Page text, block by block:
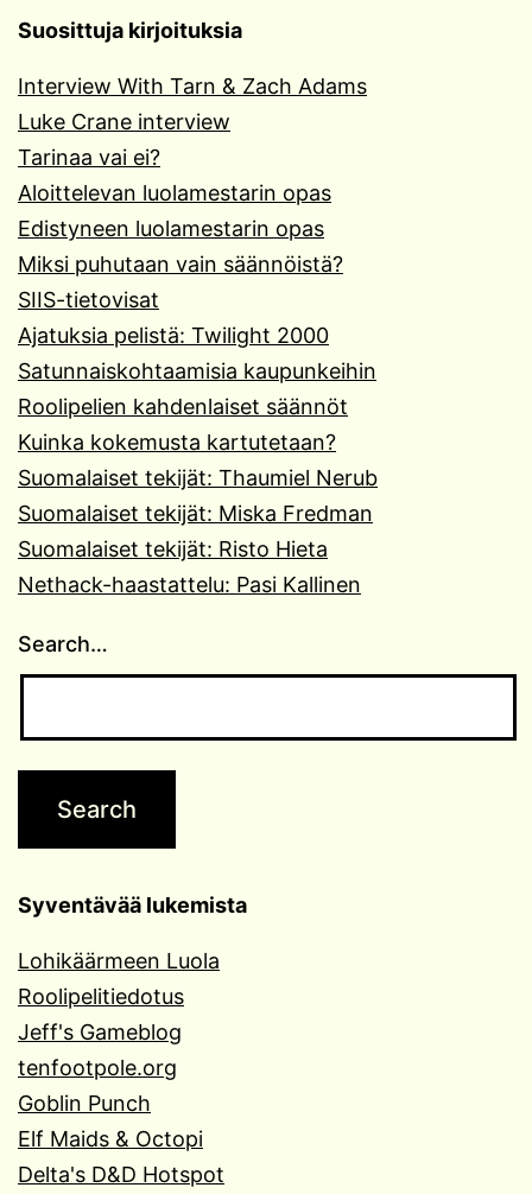
Suosittuja kirjoituksia
Interview With Tarn & Zach Adams
Luke Crane interview
Tarinaa vai ei?
Aloittelevan luolamestarin opas
Edistyneen luolamestarin opas
Miksi puhutaan vain säännöistä?
SIIS-tietovisat
Ajatuksia pelistä: Twilight 2000
Satunnaiskohtaamisia kaupunkeihin
Roolipelien kahdenlaiset säännöt
Kuinka kokemusta kartutetaan?
Suomalaiset tekijät: Thaumiel Nerub
Suomalaiset tekijät: Miska Fredman
Suomalaiset tekijät: Risto Hieta
Nethack-haastattelu: Pasi Kallinen
Search…
Syventävää lukemista
Lohikäärmeen Luola
Roolipelitiedotus
Jeff's Gameblog
tenfootpole.org
Goblin Punch
Elf Maids & Octopi
Delta's D&D Hotspot